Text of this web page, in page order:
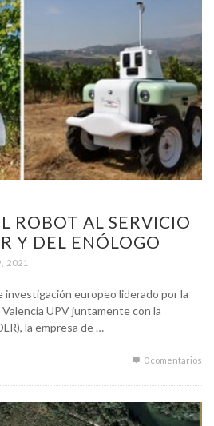
ROBOT AL SERVICIO
Y DEL ENÓLOGO
2021
europeo liderado por la
UPV juntamente con la
la empresa de …
0 comentarios